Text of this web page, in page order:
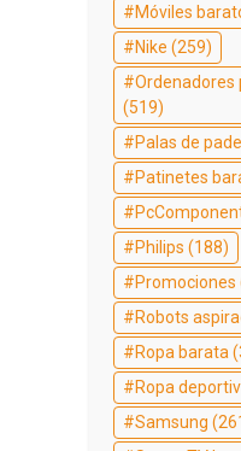
Móviles
Nike (259)
Ordenadores
(519)
Palas de
Patinetes
Philips (188)
Promociones
Robots
Ropa barata
Ropa
Samsung